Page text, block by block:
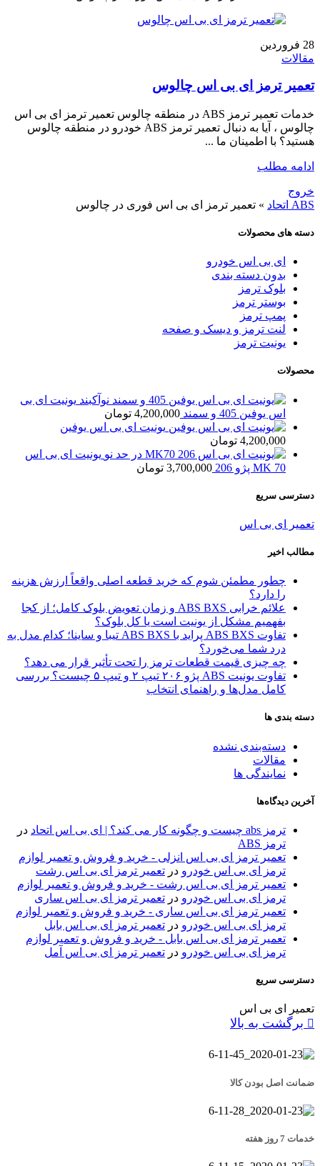
28 فروردین
مقالات
تعمیر ترمز ای بی اس چالوس
خدمات تعمیر ترمز ABS در منطقه چالوس تعمیر ترمز ای بی اس
چالوس ، آیا به دنبال تعمیر ترمز ABS خودرو در منطقه چالوس
هستید؟ با اطمینان ما ...
ادامه مطلب
خروج
ABS اتحاد
» تعمیر ترمز ای بی اس فوری در چالوس
دسته های محصولات
ای بی اس خودرو
بدون دسته بندی
بلوک ترمز
بوستر ترمز
پمپ ترمز
لنت ترمز و دیسک و صفحه
یونیت ترمز
محصولات
یونیت ای بی
اس یوفین 405 و سمند
4,200,000 تومان
یونیت ای بی اس یوفین
4,200,000 تومان
یونیت ای بی اس
MK 70 پژو 206
3,700,000 تومان
دسترسی سریع
تعمیر ای بی اس
مطالب اخیر
چطور مطمئن شوم که خرید قطعه اصلی واقعاً ارزش هزینه
را دارد؟
علائم خرابی ABS BXS و زمان تعویض بلوک کامل؛ از کجا
بفهمیم مشکل از یونیت است یا کل بلوک؟
تفاوت ABS BXS پراید با ABS BXS تیبا و ساینا؛ کدام مدل به
درد شما می‌خورد؟
چه چیزی قیمت قطعات ترمز را تحت تأثیر قرار می دهد؟
تفاوت یونیت ABS پژو ۲۰۶ تیپ ۲ و تیپ ۵ چیست؟ بررسی
کامل مدل‌ها و راهنمای انتخاب
دسته بندی ها
دسته‌بندی نشده
مقالات
نمایندگی ها
آخرین دیدگاه‌ها
ترمز abs چیست و چگونه کار می کند؟ | ای بی اس اتحاد
در
ترمز ABS
تعمیر ترمز ای بی اس انزلی - خرید و فروش و تعمیر لوازم
ترمز ای بی اس خودرو در تعمیر ترمز ای بی اس رشت
تعمیر ترمز ای بی اس رشت - خرید و فروش و تعمیر لوازم
ترمز ای بی اس خودرو در تعمیر ترمز ای بی اس ساری
تعمیر ترمز ای بی اس ساری - خرید و فروش و تعمیر لوازم
ترمز ای بی اس خودرو در تعمیر ترمز ای بی اس بابل
تعمیر ترمز ای بی اس بابل - خرید و فروش و تعمیر لوازم
ترمز ای بی اس خودرو در تعمیر ترمز ای بی اس آمل
دسترسی سریع
تعمیر ای بی اس
برگشت به بالا
ضمانت اصل بودن کالا
خدمات 7 روز هفته